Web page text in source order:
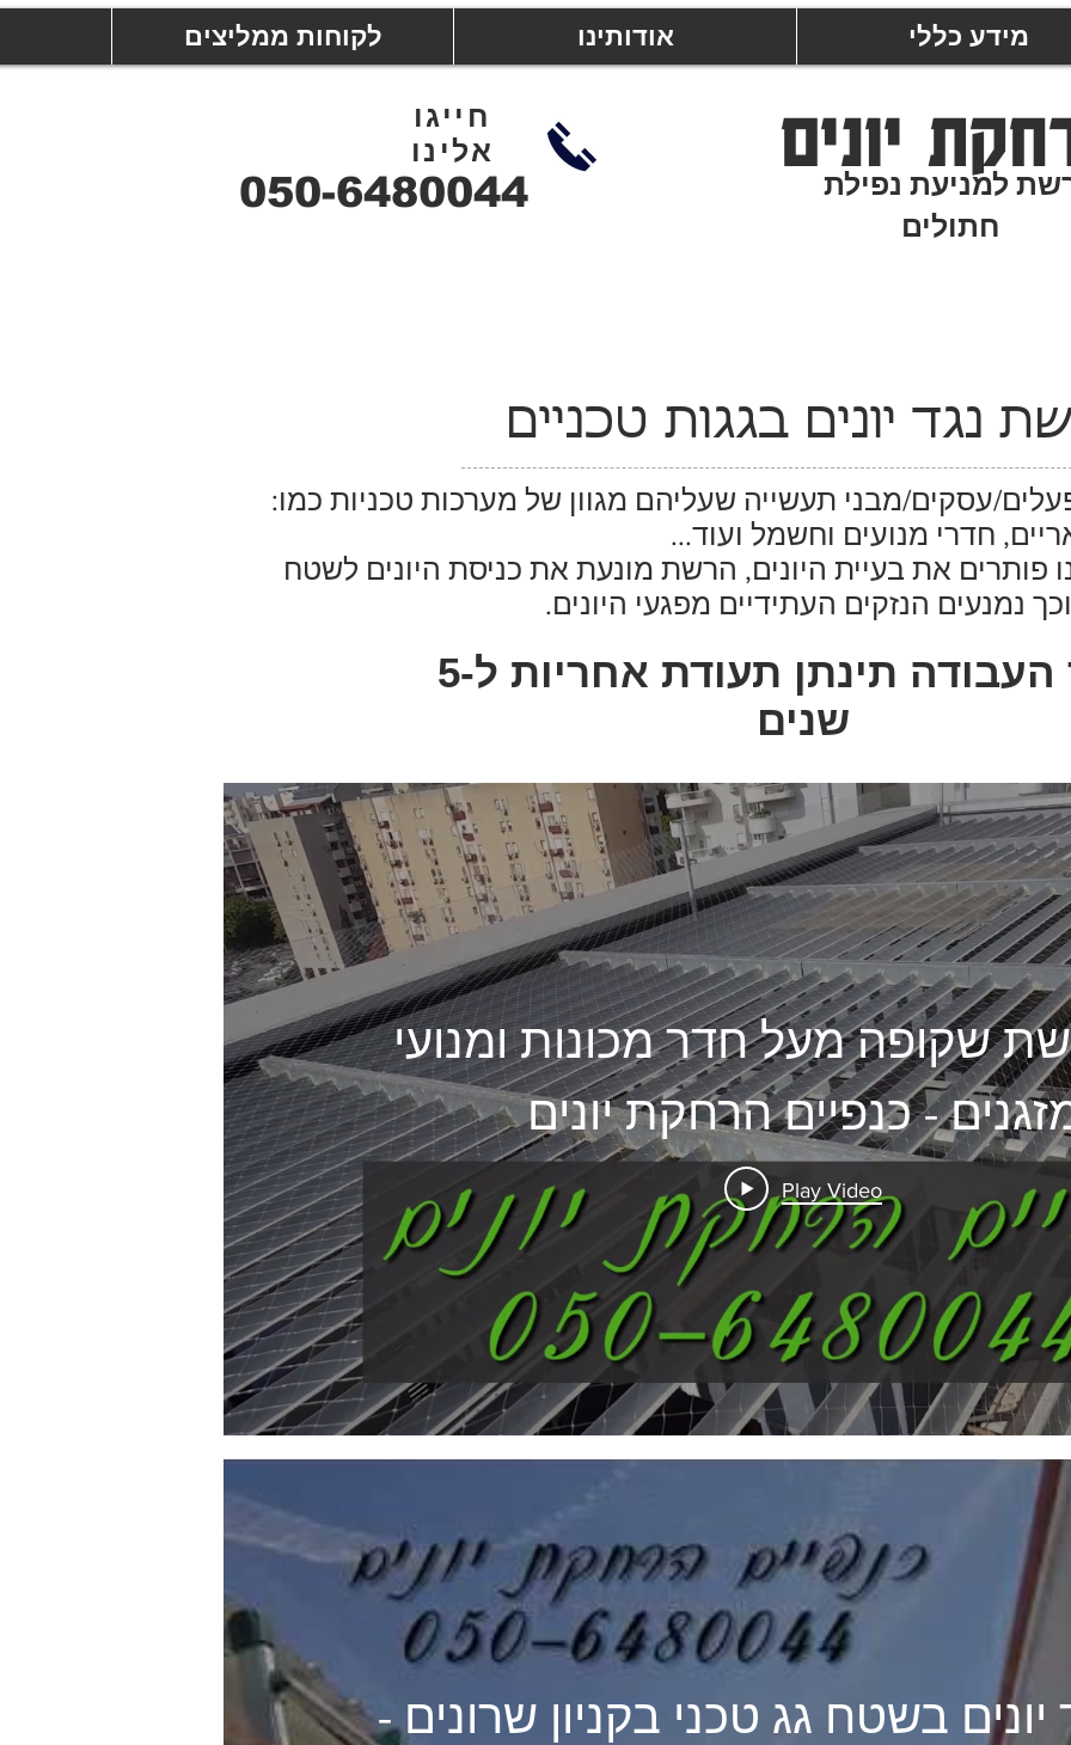
מידע כללי אודותינו לקוחות ממליצים
חייגו
אלינו
050-6480044
יונים
למניעת נפילת
חתולים
נגד יונים בגגות טכניים
עסקים/מבני תעשייה שעליהם מגוון של מערכות טכניות כמו:
חדרי מנועים וחשמל ועוד...
את בעיית היונים, הרשת מונעת את כניסת היונים לשטח
נמנעים הנזקים העתידיים מפגעי היונים.
בגמר העבודה תינתן תעודת אחריות ל-5
שנים
שקופה מעל חדר מכונות ומנועי
- כנפיים הרחקת יונים
Play Video
בשטח גג טכני בקניון שרונים -